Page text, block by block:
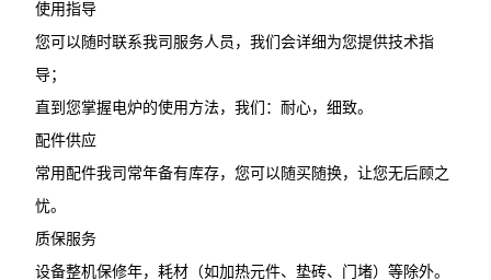
使用指导
您可以随时联系我司服务人员，我们会详细为您提供技术指
导；
直到您掌握电炉的使用方法，我们：耐心，细致。
配件供应
常用配件我司常年备有库存，您可以随买随换，让您无后顾之
忧。
质保服务
设备整机保修年，耗材（如加热元件、垫砖、门堵）等除外。